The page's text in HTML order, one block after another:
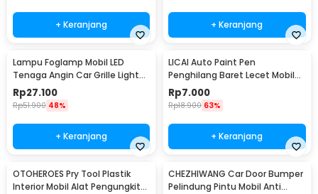
+ Keranjang + Keranjang
Lampu Foglamp Mobil LED
Tenaga Angin Car Grille Light
Wind Power 2 PCS - XY044
Rp27.100
Rp51.900 48%
+ Keranjang
LICAI Auto Paint Pen
Penghilang Baret Lecet Mobil
Scratch Removal 12ml
Rp7.000
Rp18.900 63%
+ Keranjang
OTOHEROES Pry Tool Plastik
Interior Mobil Alat Pengungkit
CHEZHIWANG Car Door Bumper
Pelindung Pintu Mobil Anti